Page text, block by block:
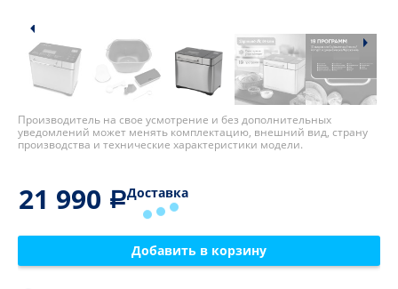
Производитель на свое усмотрение и без дополнительных
уведомлений может менять комплектацию, внешний вид, страну
производства и технические характеристики модели.
21 990 Доставка
Добавить в корзину